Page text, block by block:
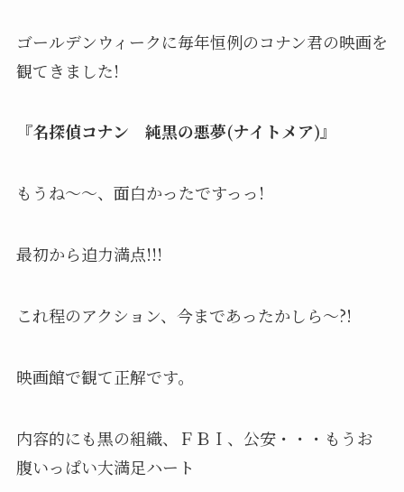
ゴールデンウィークに毎年恒例のコナン君の映画を
観てきました!
『名探偵コナン 純黒の悪夢(ナイトメア)』
もうね～～、面白かったですっっ!
最初から迫力満点!!!
これ程のアクション、今まであったかしら～?!
映画館で観て正解です。
内容的にも黒の組織、ＦＢＩ、公安・・・もうお
腹いっぱい大満足ハート